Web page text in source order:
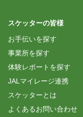
スケッターの皆様
お手伝いを探す
事業所を探す
体験レポートを探す
JALマイレージ連携
スケッターとは
よくあるお問い合わせ